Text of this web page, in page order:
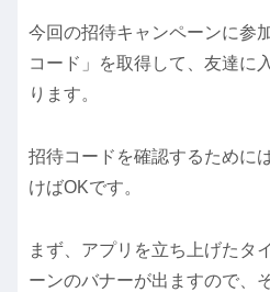
今回の招待キャンペーンに参
コード」を取得して、友達に
ります。
招待コードを確認するために
けばOKです。
まず、アプリを立ち上げたタ
ーンのバナーが出ますので、